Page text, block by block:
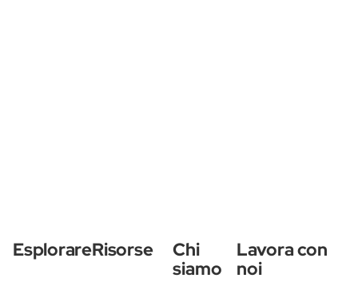
EsplorareRisorse
Chi
siamo
Lavora con
noi